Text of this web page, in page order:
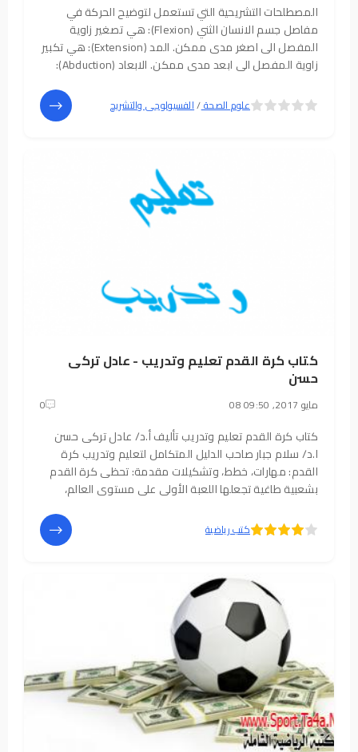
المصطلحات التشريحية التي تستعمل لتوضيح الحركة في
مفاصل جسم الانسان الثني (Flexion): هي تصغير زاوية
المفصل الى اصغر مدى ممكن. المد (Extension): هي تكبير
زاوية المفصل الى ابعد مدى ممكن. الابعاد (Abduction):
التقريب(Adduction): هي تقريب الطرف الى الجذع او
علوم الصحة/الفسيولوجى والتشريح
كتاب كرة القدم تعليم وتدريب - عادل تركى
حسن
08 مايو 2017, 09:50 0
كتاب كرة القدم تعليم وتدريب تأليف أ.د/ عادل تركى حسن
ا.د/ سلام جبار صاحب الدليل المتكامل لتعليم وتدريب كرة
القدم: مهارات، خطط، وتشكيلات مقدمة: تحظى كرة القدم
بشعبية طاغية تجعلها اللعبة الأولى على مستوى العالم،
بعيداً عن العشوائية أو الأخطاء
كتب رياضية